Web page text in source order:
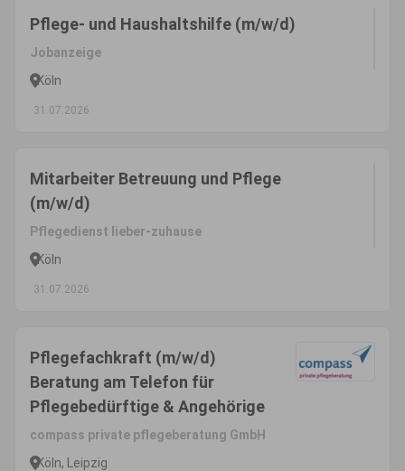
Pflege- und Haushaltshilfe (m/w/d)
Jobanzeige
Köln
31.07.2026
Mitarbeiter Betreuung und Pflege
(m/w/d)
Pflegedienst lieber-zuhause
Köln
31.07.2026
Pflegefachkraft (m/w/d)
Beratung am Telefon für
Pflegebedürftige & Angehörige
compass private pflegeberatung GmbH
Köln, Leipzig